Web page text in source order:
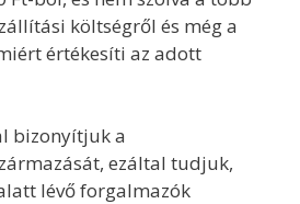
költségről és még a
értékesíti az adott
bizonyítjuk a
ezáltal tudjuk,
lévő forgalmazók